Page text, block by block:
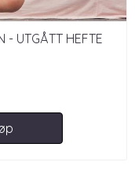
- UTGÅTT HEFTE